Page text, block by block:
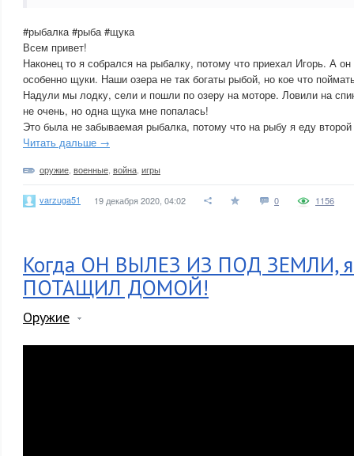
#рыбалка #рыба #щука
Всем привет!
Наконец то я собрался на рыбалку, потому что приехал Игорь. А
особенно щуки. Наши озера не так богаты рыбой, но кое что
Надули мы лодку, сели и пошли по озеру на моторе. Ловили на
не очень, но одна щука мне попалась!
Это была не забываемая рыбалка, потому что на рыбу я еду
Читать дальше →
оружие военные война игры
varzuga51 19 декабря 2020, 04:02 0 1156
Когда ОН ВЫЛЕЗ ИЗ ПОД ЗЕМЛИ, я
ПОТАЩИЛ ДОМОЙ!
Оружие